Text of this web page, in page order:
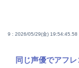
9 : 2026/05/29(金) 19:54:45.58
同じ声優でアフ